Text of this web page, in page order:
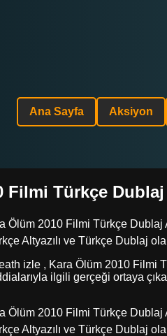
Ana Sayfa Aksiyon
Filmi Türkçe Dublaj
Ölüm 2010 Filmi Türkçe
Altyazılı ve Türkçe Dublaj
izle , Kara Ölüm 2010 Filmi
ilgili gerçeği ortaya
Ölüm 2010 Filmi Türkçe
Altyazılı ve Türkçe Dublaj